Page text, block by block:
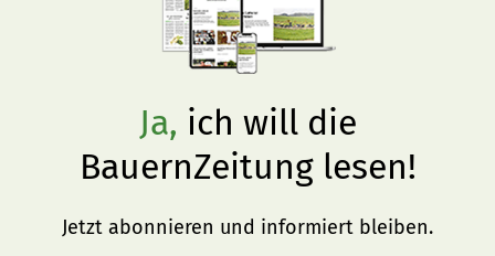
Ja, ich will die
BauernZeitung lesen!
Jetzt abonnieren und informiert bleiben.